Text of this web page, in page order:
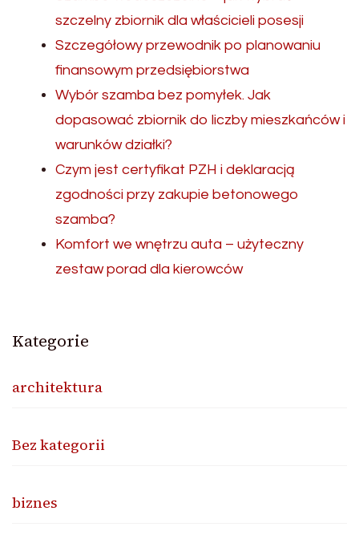
szczelny zbiornik dla właścicieli posesji
Szczegółowy przewodnik po planowaniu
finansowym przedsiębiorstwa
Wybór szamba bez pomyłek. Jak
dopasować zbiornik do liczby mieszkańców i
warunków działki?
Czym jest certyfikat PZH i deklaracją
zgodności przy zakupie betonowego
szamba?
Komfort we wnętrzu auta – użyteczny
zestaw porad dla kierowców
Kategorie
architektura
Bez kategorii
biznes